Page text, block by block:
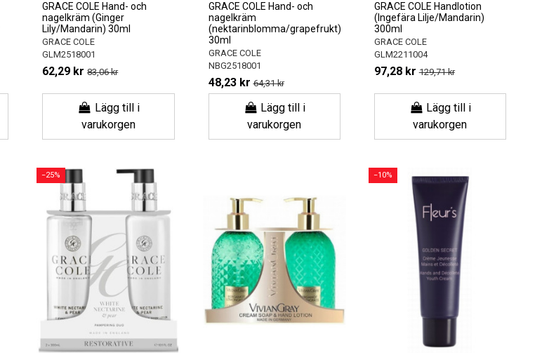
GRACE COLE Hand- och
nagelkräm (Ginger
Lily/Mandarin) 30ml
GRACE COLE
GLM2518001
62,29 kr 83,06 kr
Lägg till i
varukorgen
GRACE COLE Hand- och
nagelkräm
(nektarinblomma/grapefrukt)
30ml
GRACE COLE
NBG2518001
48,23 kr 64,31 kr
Lägg till i
varukorgen
GRACE COLE Handlotion
(Ingefära Lilje/Mandarin)
300ml
GRACE COLE
GLM2211004
97,28 kr 129,71 kr
Lägg till i
varukorgen
−25% −10%